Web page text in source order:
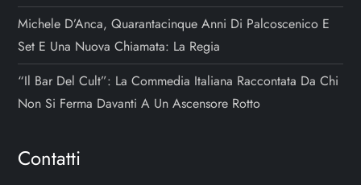
Michele D’Anca, Quarantacinque Anni Di Palcoscenico E
Set E Una Nuova Chiamata: La Regia
“Il Bar Del Cult”: La Commedia Italiana Raccontata Da Chi
Non Si Ferma Davanti A Un Ascensore Rotto
Contatti